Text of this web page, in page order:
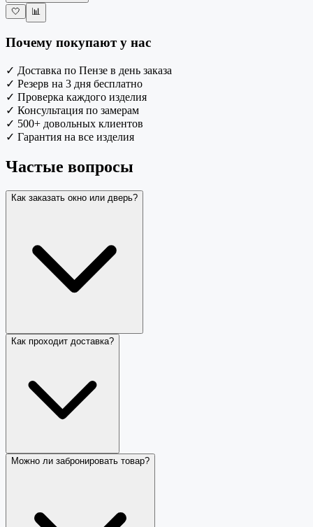
🤍
📊
Почему покупают у нас
✓ Доставка по Пензе в день заказа
✓ Резерв на 3 дня бесплатно
✓ Проверка каждого изделия
✓ Консультация по замерам
✓ 500+ довольных клиентов
✓ Гарантия на все изделия
Частые вопросы
Как заказать окно или дверь?
Как проходит доставка?
Можно ли забронировать товар?